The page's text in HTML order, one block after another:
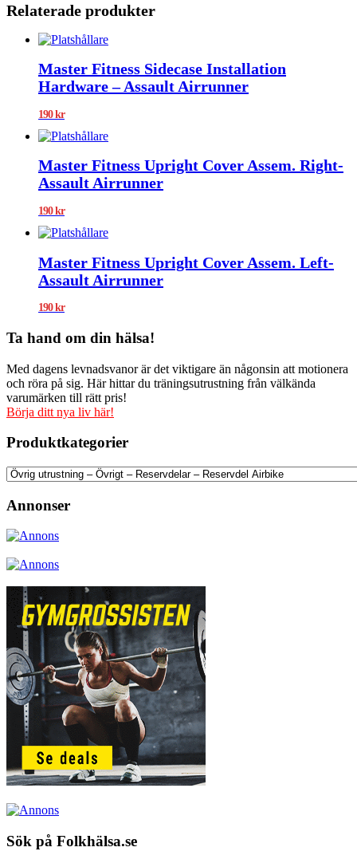
Relaterade produkter
Master Fitness Sidecase Installation
Hardware – Assault Airrunner
190kr
Master Fitness Upright Cover Assem. Right-
Assault Airrunner
190kr
Master Fitness Upright Cover Assem. Left-
Assault Airrunner
190kr
Ta hand om din hälsa!
Med dagens levnadsvanor är det viktigare än någonsin att motionera
och röra på sig. Här hittar du träningsutrustning från välkända
varumärken till rätt pris!
Börja ditt nya liv här!
Produktkategorier
Annonser
Sök på Folkhälsa.se